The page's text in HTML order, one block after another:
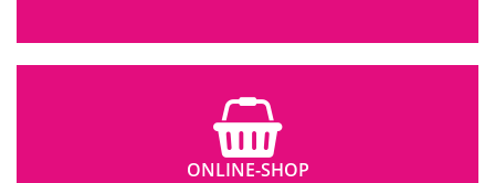
ONLINE-SHOP